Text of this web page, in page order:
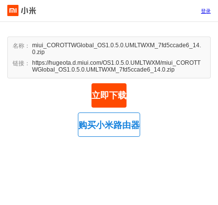
登录
名称：
miui_COROTTWGlobal_OS1.0.5.0.UMLTWXM_7fd5ccade6_14.
0.zip
链接：
https://hugeota.d.miui.com/OS1.0.5.0.UMLTWXM/miui_COROTT
WGlobal_OS1.0.5.0.UMLTWXM_7fd5ccade6_14.0.zip
立即下载
购买小米路由器